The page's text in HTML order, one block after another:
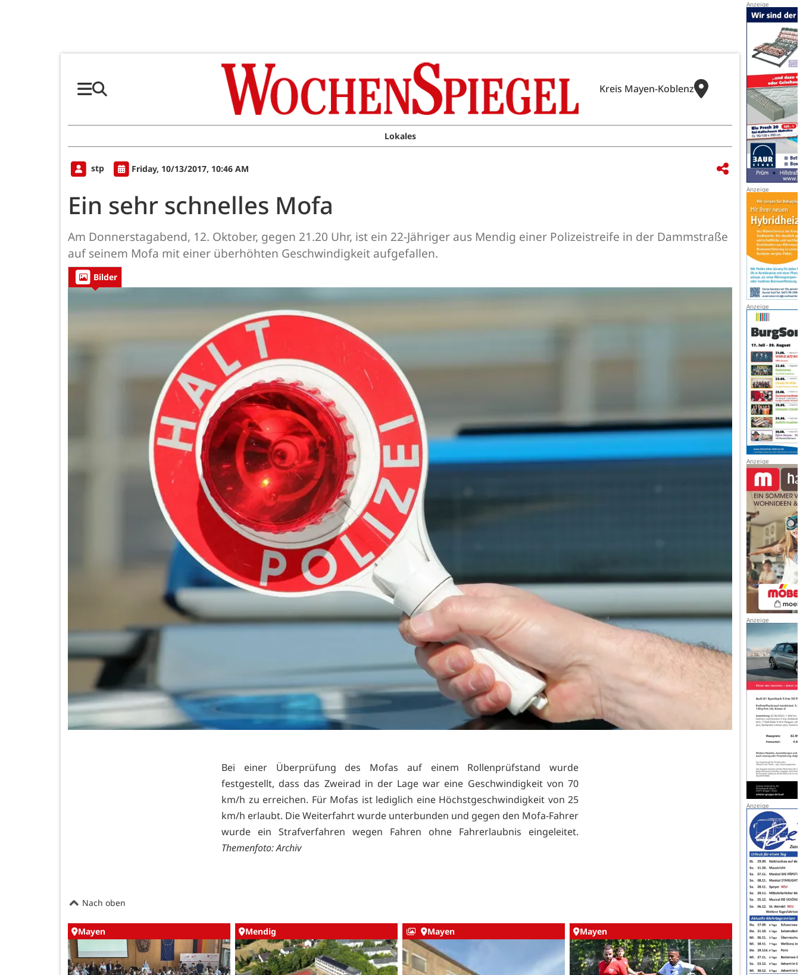
Kreis Mayen-Koblenz
Lokales
stp Friday, 10/13/2017, 10:46 AM
Ein sehr schnelles Mofa
Am Donnerstagabend, 12. Oktober, gegen 21.20 Uhr, ist ein 22-Jähriger aus Mendig einer Polizeistreife in der Dammstraße
auf seinem Mofa mit einer überhöhten Geschwindigkeit aufgefallen.
Bilder
Bei einer Überprüfung des Mofas auf einem Rollenprüfstand wurde
festgestellt, dass das Zweirad in der Lage war eine Geschwindigkeit von 70
km/h zu erreichen. Für Mofas ist lediglich eine Höchstgeschwindigkeit von 25
km/h erlaubt. Die Weiterfahrt wurde unterbunden und gegen den Mofa-Fahrer
wurde ein Strafverfahren wegen Fahren ohne Fahrerlaubnis eingeleitet.
Themenfoto: Archiv
Nach oben
Mayen Mendig Mayen Mayen